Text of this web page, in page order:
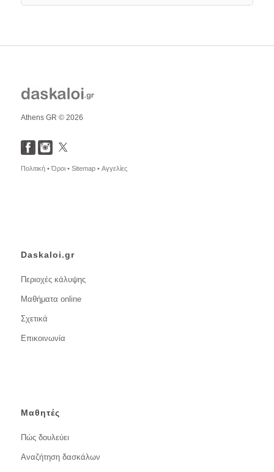
Athens GR © 2026
Πολιτική •Όροι • Sitemap • Αγγελίες
Daskaloi.gr
Περιοχές κάλυψης
Μαθήματα online
Σχετικά
Επικοινωνία
Μαθητές
Πώς δουλεύει
Αναζήτηση δασκάλων